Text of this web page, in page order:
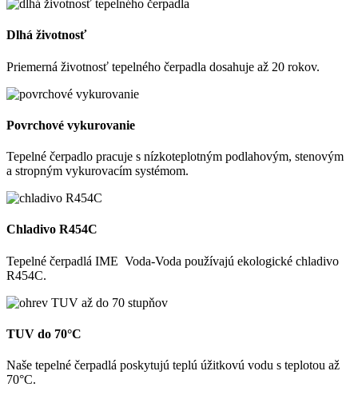
Dlhá životnosť
Priemerná životnosť tepelného čerpadla dosahuje až 20 rokov.
Povrchové vykurovanie
Tepelné čerpadlo pracuje s nízkoteplotným podlahovým, stenovým
a stropným vykurovacím systémom.
Chladivo R454C
Tepelné čerpadlá IME Voda-Voda používajú ekologické chladivo
R454C.
TUV do 70°C
Naše tepelné čerpadlá poskytujú teplú úžitkovú vodu s teplotou až
70°C.